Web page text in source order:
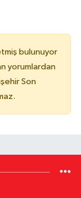
bulunuyor
yorumlardan
Son